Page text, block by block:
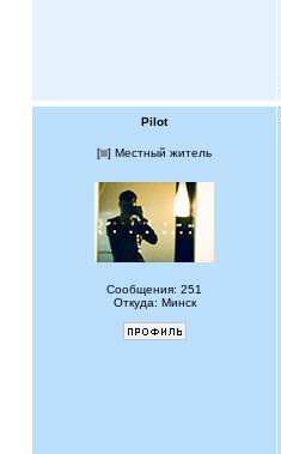
Pilot
[ ] Местный житель
Сообщения: 251
Откуда: Минск